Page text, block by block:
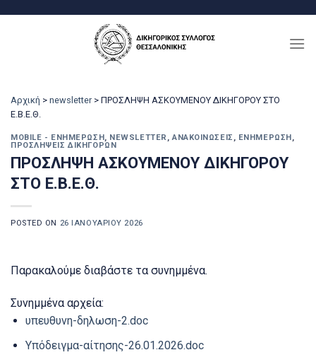
Αρχική > newsletter > ΠΡΟΣΛΗΨΗ ΑΣΚΟΥΜΕΝΟΥ ΔΙΚΗΓΟΡΟΥ ΣΤΟ
Ε.Β.Ε.Θ.
MOBILE - ΕΝΗΜΈΡΩΣΗ, NEWSLETTER ,ΑΝΑΚΟΙΝΏΣΕΙΣ , ΕΝΗΜΈΡΩΣΗ,
ΠΡΟΣΛΉΨΕΙΣ ΔΙΚΗΓΌΡΩΝ
ΠΡΟΣΛΗΨΗ ΑΣΚΟΥΜΕΝΟΥ ΔΙΚΗΓΟΡΟΥ
ΣΤΟ Ε.Β.Ε.Θ.
POSTED ON 26 ΙΑΝΟΥΑΡΊΟΥ 2026
Παρακαλούμε διαβάστε τα συνημμένα.
Συνημμένα αρχεία:
υπευθυνη-δηλωση-2.doc
Υπόδειγμα-αίτησης-26.01.2026.doc